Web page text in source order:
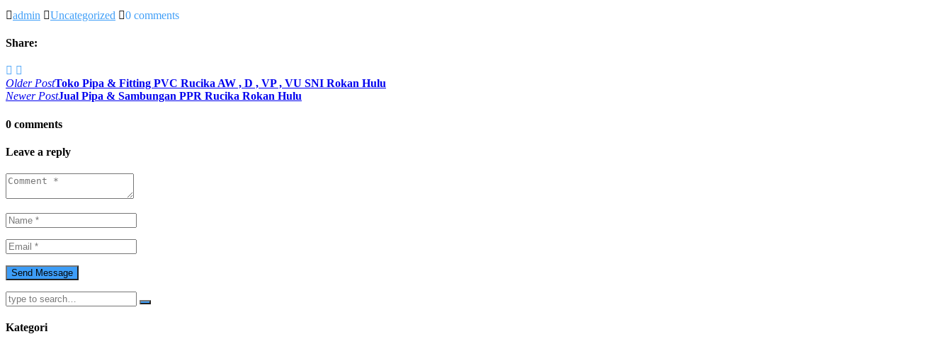
admin
Uncategorized 0 comments
Share:
Navigasi
pos
Older PostToko Pipa & Fitting PVC Rucika AW , D , VP , VU SNI Rokan Hulu
Newer PostJual Pipa & Sambungan PPR Rucika Rokan Hulu
0 comments
Leave a reply
Kategori